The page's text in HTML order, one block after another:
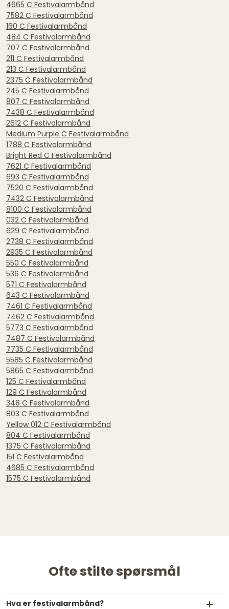
4665 C Festivalarmbånd
7582 C Festivalarmbånd
160 C Festivalarmbånd
484 C Festivalarmbånd
707 C Festivalarmbånd
211 C Festivalarmbånd
213 C Festivalarmbånd
2375 C Festivalarmbånd
245 C Festivalarmbånd
807 C Festivalarmbånd
7438 C Festivalarmbånd
2612 C Festivalarmbånd
Medium Purple C Festivalarmbånd
1788 C Festivalarmbånd
Bright Red C Festivalarmbånd
7621 C Festivalarmbånd
693 C Festivalarmbånd
7520 C Festivalarmbånd
7432 C Festivalarmbånd
8100 C Festivalarmbånd
032 C Festivalarmbånd
629 C Festivalarmbånd
2738 C Festivalarmbånd
2935 C Festivalarmbånd
550 C Festivalarmbånd
536 C Festivalarmbånd
571 C Festivalarmbånd
643 C Festivalarmbånd
7461 C Festivalarmbånd
7462 C Festivalarmbånd
5773 C Festivalarmbånd
7487 C Festivalarmbånd
7735 C Festivalarmbånd
5585 C Festivalarmbånd
5865 C Festivalarmbånd
125 C Festivalarmbånd
129 C Festivalarmbånd
348 C Festivalarmbånd
803 C Festivalarmbånd
Yellow 012 C Festivalarmbånd
804 C Festivalarmbånd
1375 C Festivalarmbånd
151 C Festivalarmbånd
4685 C Festivalarmbånd
1575 C Festivalarmbånd
Ofte stilte spørsmål
Hva er festivalarmbånd?